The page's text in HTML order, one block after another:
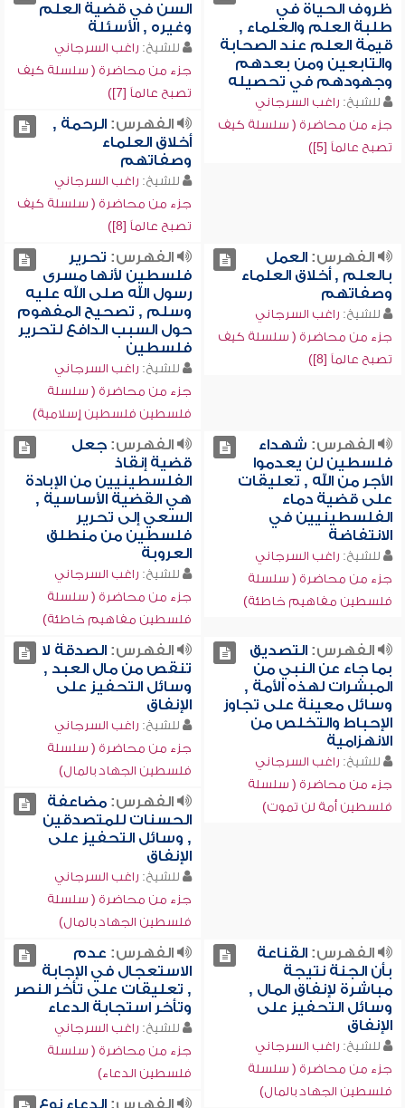
ظروف الحياة في
طلبة العلم والعلماء ,
قيمة العلم عند الصحابة
والتابعين ومن بعدهم
وجهودهم في تحصيله
للشيخ: راغب السرجاني
جزء من محاضرة ( سلسلة كيف
تصبح عالماً [5])
السن في قضية العلم
وغيره , الأسئلة
للشيخ: راغب السرجاني
جزء من محاضرة ( سلسلة كيف
تصبح عالماً [7])
الفهرس:الرحمة ,
أخلاق العلماء
وصفاتهم
للشيخ: راغب السرجاني
جزء من محاضرة ( سلسلة كيف
تصبح عالماً [8])
الفهرس:العمل
بالعلم , أخلاق العلماء
وصفاتهم
للشيخ: راغب السرجاني
جزء من محاضرة ( سلسلة كيف
تصبح عالماً [8])
الفهرس: تحرير
فلسطين لأنها مسرى
رسول الله صلى الله عليه
وسلم , تصحيح المفهوم
حول السبب الدافع لتحرير
فلسطين
للشيخ: راغب السرجاني
جزء من محاضرة ( سلسلة
فلسطين فلسطين إسلامية)
الفهرس: شهداء
فلسطين لن يعدموا
الأجر من الله , تعليقات
على قضية دماء
الفلسطينيين في
الانتفاضة
للشيخ: راغب السرجاني
جزء من محاضرة ( سلسلة
فلسطين مفاهيم خاطئة)
الفهرس:جعل
قضية إنقاذ
الفلسطينيين من الإبادة
هي القضية الأساسية ,
السعي إلى تحرير
فلسطين من منطلق
العروبة
للشيخ: راغب السرجاني
جزء من محاضرة ( سلسلة
فلسطين مفاهيم خاطئة)
الفهرس:التصديق
بما جاء عن النبي من
المبشرات لهذه الأمة ,
وسائل معينة على تجاوز
الإحباط والتخلص من
الانهزامية
للشيخ: راغب السرجاني
جزء من محاضرة ( سلسلة
فلسطين أمة لن تموت)
الفهرس:الصدقة لا
تنقص من مال العبد ,
وسائل التحفيز على
الإنفاق
للشيخ: راغب السرجاني
جزء من محاضرة ( سلسلة
فلسطين الجهاد بالمال)
الفهرس:مضاعفة
الحسنات للمتصدقين
, وسائل التحفيز على
الإنفاق
للشيخ: راغب السرجاني
جزء من محاضرة ( سلسلة
فلسطين الجهاد بالمال)
الفهرس:القناعة
بأن الجنة نتيجة
مباشرة لإنفاق المال ,
وسائل التحفيز على
الإنفاق
للشيخ: راغب السرجاني
جزء من محاضرة ( سلسلة
فلسطين الجهاد بالمال)
الفهرس: عدم
الاستعجال في الإجابة
, تعليقات على تأخر النصر
وتأخر استجابة الدعاء
للشيخ: راغب السرجاني
جزء من محاضرة ( سلسلة
فلسطين الدعاء)
الفهرس:الدعاء نوع